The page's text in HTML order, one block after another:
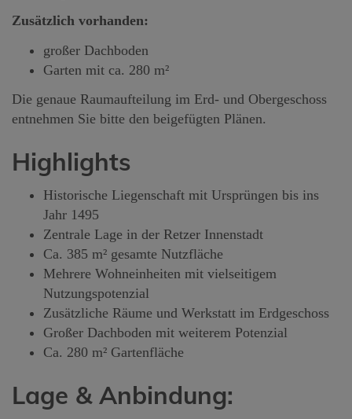
Zusätzlich vorhanden:
großer Dachboden
Garten mit ca. 280 m²
Die genaue Raumaufteilung im Erd- und Obergeschoss
entnehmen Sie bitte den beigefügten Plänen.
Highlights
Historische Liegenschaft mit Ursprüngen bis ins
Jahr 1495
Zentrale Lage in der Retzer Innenstadt
Ca. 385 m² gesamte Nutzfläche
Mehrere Wohneinheiten mit vielseitigem
Nutzungspotenzial
Zusätzliche Räume und Werkstatt im Erdgeschoss
Großer Dachboden mit weiterem Potenzial
Ca. 280 m² Gartenfläche
Lage & Anbindung: